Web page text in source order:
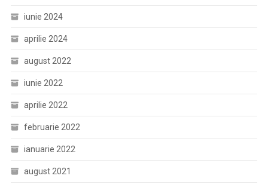
iunie 2024
aprilie 2024
august 2022
iunie 2022
aprilie 2022
februarie 2022
ianuarie 2022
august 2021